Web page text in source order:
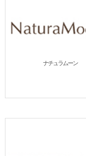
ナチュラムーン